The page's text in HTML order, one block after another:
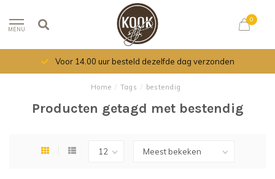
MENU
0
Voor 14.00 uur besteld dezelfde dag verzonden
Home / Tags / bestendig
Producten getagd met bestendig